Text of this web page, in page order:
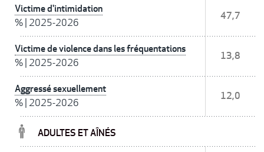
Victime d'intimidation
% 2025-2026
47,7
Victime de violence dans les fréquentations
% 2025-2026
13,8
Aggressé sexuellement
% 2025-2026
12,0
ADULTES ET AÎNÉS